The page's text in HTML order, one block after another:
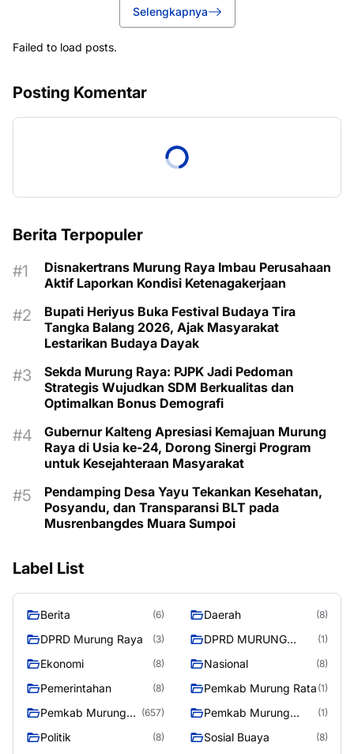
Selengkapnya
Failed to load posts.
Posting Komentar
Berita Terpopuler
Disnakertrans Murung Raya Imbau Perusahaan
Aktif Laporkan Kondisi Ketenagakerjaan
Bupati Heriyus Buka Festival Budaya Tira
Tangka Balang 2026, Ajak Masyarakat
Lestarikan Budaya Dayak
Sekda Murung Raya: PJPK Jadi Pedoman
Strategis Wujudkan SDM Berkualitas dan
Optimalkan Bonus Demografi
Gubernur Kalteng Apresiasi Kemajuan Murung
Raya di Usia ke-24, Dorong Sinergi Program
untuk Kesejahteraan Masyarakat
Pendamping Desa Yayu Tekankan Kesehatan,
Posyandu, dan Transparansi BLT pada
Musrenbangdes Muara Sumpoi
Label List
Berita (6) Daerah (8)
DPRD Murung Raya (3)
DPRD MURUNG
(1)
Ekonomi (8) Nasional (8)
Pemerintahan (8) Pemkab Murung Rata (1)
Pemkab Murung
(657)
Pemkab Murung
(1)
Politik (8) Sosial Buaya (8)